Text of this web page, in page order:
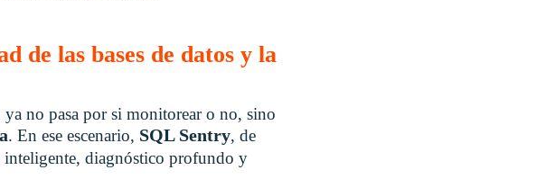
de las bases de datos y la
ya no pasa por si monitorear o no, sino
. En ese escenario, SQL Sentry, de
inteligente, diagnóstico profundo y